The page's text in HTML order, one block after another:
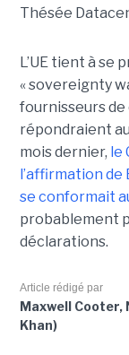
Thésée
L’UE tient à se
« sovereignty
fournisseurs
répondraient
mois dernier, le
l’affirmation de
se conformait
probablement
déclarations.
Article rédigé par
Maxwell
Khan)